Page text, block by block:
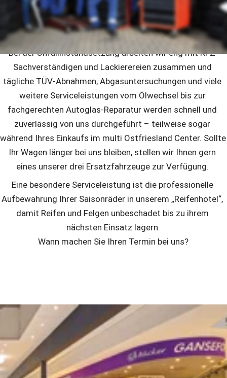
Reparaturen erledigen wir zügig und legen Wert auf den
Einbau von Marken-Ersatzteilen, die wir im hauseigenen
Lager ständig verfügbar haben.
Bei der Unfallinstandsetzung arbeiten wir eng mit KFZ-
Sachverständigen und Lackierereien zusammen und
tägliche TÜV-Abnahmen, Abgasuntersuchungen und viele
weitere Serviceleistungen vom Ölwechsel bis zur
fachgerechten Autoglas-Reparatur werden schnell und
zuverlässig von uns durchgeführt – teilweise sogar
während Ihres Einkaufs im multi Ostfriesland Center. Sollte
Ihr Wagen länger bei uns bleiben, stellen wir Ihnen gern
eines unserer drei Ersatzfahrzeuge zur Verfügung.
Eine besondere Serviceleistung ist die professionelle
Aufbewahrung Ihrer Saisonräder in unserem „Reifenhotel“,
damit Reifen und Felgen unbeschadet bis zu ihrem
nächsten Einsatz lagern.
Wann machen Sie Ihren Termin bei uns?